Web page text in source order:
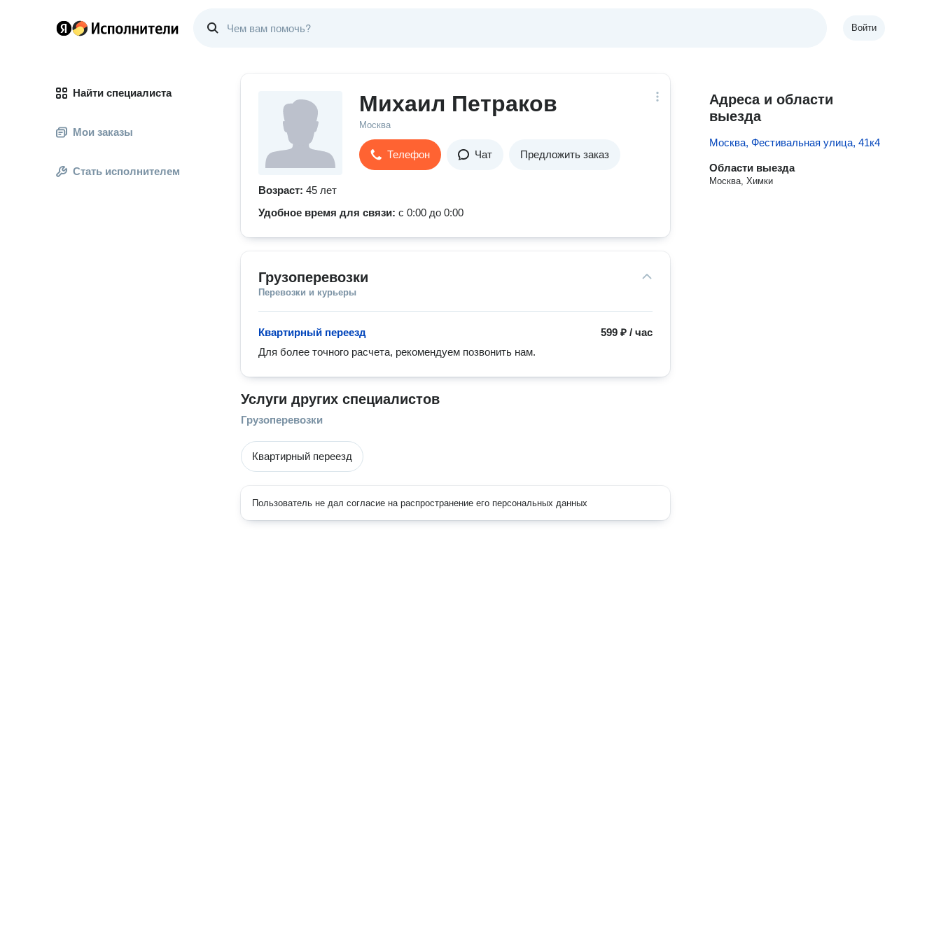
Войти
Найти специалиста
Мои заказы
Стать исполнителем
Михаил Петраков
Москва
Телефон Чат Предложить заказ
Возраст: 45 лет
Удобное время для связи: с 0:00 до 0:00
Грузоперевозки
Перевозки и курьеры
599 ₽ /час
Квартирный переезд
Для более точного расчета, рекомендуем позвонить нам.
Услуги других специалистов
Грузоперевозки
Квартирный переезд
Пользователь не дал согласие на распространение его персональных данных
Адреса и области
выезда
Москва, Фестивальная улица, 41к4
Области выезда
Москва, Химки